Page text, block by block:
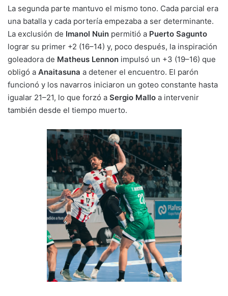
La segunda parte mantuvo el mismo tono. Cada parcial era
una batalla y cada portería empezaba a ser determinante.
La exclusión de Imanol Nuin permitió a Puerto Sagunto
lograr su primer +2 (16–14) y, poco después, la inspiración
goleadora de Matheus Lennon impulsó un +3 (19–16) que
obligó a Anaitasuna a detener el encuentro. El parón
funcionó y los navarros iniciaron un goteo constante hasta
igualar 21–21, lo que forzó a Sergio Mallo a intervenir
también desde el tiempo muerto.